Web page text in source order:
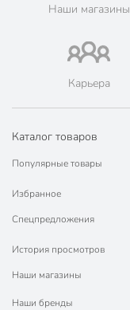
Наши магазины
Карьера
Каталог товаров
Популярные товары
Избранное
Спецпредложения
История просмотров
Наши магазины
Наши бренды